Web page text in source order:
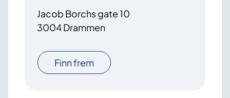
Jacob Borchs gate 10
3004 Drammen
Finn frem